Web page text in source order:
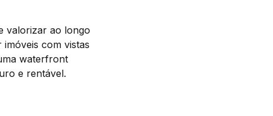
valorizar ao longo
com vistas
waterfront
e rentável.